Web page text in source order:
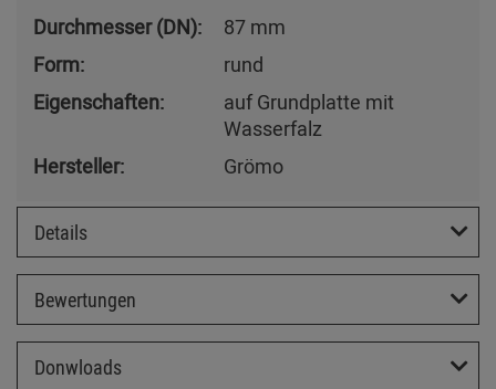
Durchmesser (DN):
87 mm
Form:
rund
Eigenschaften:
auf Grundplatte mit
Wasserfalz
Hersteller:
Grömo
Details
Bewertungen
Donwloads